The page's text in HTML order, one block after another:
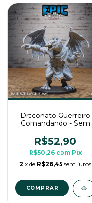
Draconato Guerreiro
Comandando - Sem
Grande Para RPG de
Mesa
R$52,90
R$50,26 com Pix
2 x de R$26,45 sem juros